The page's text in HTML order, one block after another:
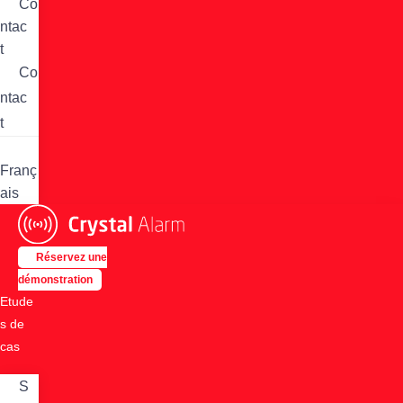
Co
ntac
t
Co
ntac
t
Franç
ais
Réservez une
démonstration
Etude
s de
cas
S